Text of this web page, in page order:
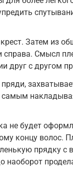
Затем из
Смысл
друг с другом
самым
не будет
концу волос.
прядку с
наоборот